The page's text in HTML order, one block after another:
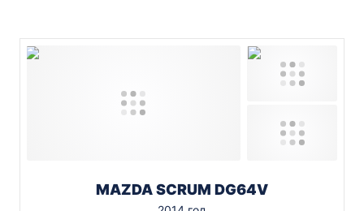
MAZDA SCRUM DG64V